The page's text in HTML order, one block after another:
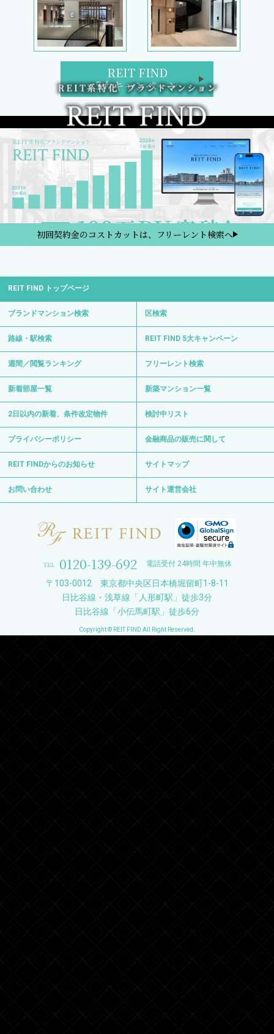
REIT FIND
5大キャンペーン
初回契約金のコストカットは、フリーレント検索へ
REIT FIND トップページ
ブランドマンション検索 区検索
路線・駅検索 REIT FIND 5大キャンペーン
週間／閲覧ランキング フリーレント検索
新着部屋一覧 新築マンション一覧
2日以内の新着、条件改定物件 検討中リスト
プライバシーポリシー 金融商品の販売に関して
REIT FINDからのお知らせ サイトマップ
お問い合わせ サイト運営会社
0120-139-692 電話受付 24時間 年中無休
〒103-0012 東京都中央区日本橋堀留町1-8-11
日比谷線・浅草線「人形町駅」徒歩3分
日比谷線「小伝馬町駅」徒歩6分
Copyright © REIT FIND All Right Reserved.